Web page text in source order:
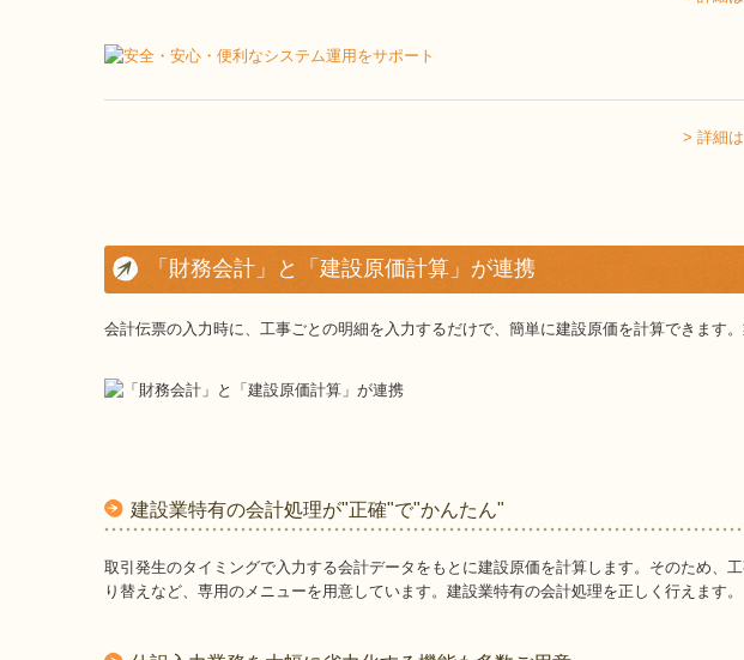
> 詳細
「財務会計」と「建設原価計算」が連携
会計伝票の入力時に、工事ごとの明細を入力するだけで、簡単に建設原価を計算できます
建設業特有の会計処理が"正確"で"かんたん"
取引発生のタイミングで入力する会計データをもとに建設原価を計算します。そのため
り替えなど、専用のメニューを用意しています。建設業特有の会計処理を正しく行えます。